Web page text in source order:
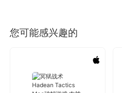
您可能感兴趣的